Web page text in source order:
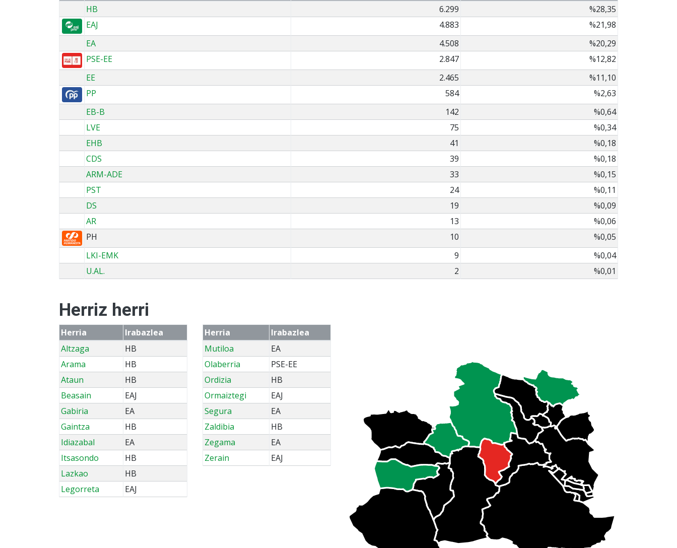
HB
6.299
%28,35
EAJ
4.883
%21,98
EA
4.508
%20,29
PSE-EE
2.847
%12,82
EE
2.465
%11,10
PP
584
%2,63
EB-B
142
%0,64
LVE
75
%0,34
EHB
41
%0,18
CDS
39
%0,18
ARM-ADE
33
%0,15
PST
24
%0,11
DS
19
%0,09
AR
13
%0,06
PH
10
%0,05
LKI-EMK
9
%0,04
U.AL.
2 %0,01
Herriz herri
Herria
Irabazlea
Altzaga
HB
Arama
HB
Ataun
HB
Beasain
EAJ
Gabiria
EA
Gaintza
HB
Idiazabal
EA
Itsasondo
HB
Lazkao
HB
Legorreta
EAJ
Herria
Irabazlea
Mutiloa
EA
Olaberria
PSE-EE
Ordizia
HB
Ormaiztegi
EAJ
Segura
EA
Zaldibia
HB
Zegama
EA
Zerain
EAJ